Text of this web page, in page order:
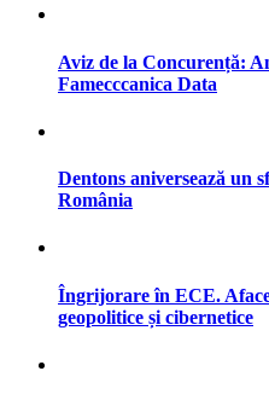
Aviz de la Concurență:
Famecccanica Data
Dentons aniversează un
România
Îngrijorare în ECE.
geopolitice și cibernetice